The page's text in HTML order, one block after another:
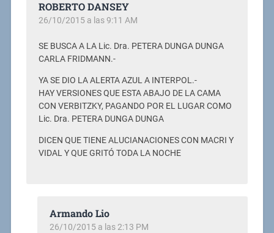
ROBERTO DANSEY
26/10/2015 a las 9:11 AM
SE BUSCA A LA Lic. Dra. PETERA DUNGA DUNGA
CARLA FRIDMANN.-
YA SE DIO LA ALERTA AZUL A INTERPOL.-
HAY VERSIONES QUE ESTA ABAJO DE LA CAMA
CON VERBITZKY, PAGANDO POR EL LUGAR COMO
Lic. Dra. PETERA DUNGA DUNGA
DICEN QUE TIENE ALUCIANACIONES CON MACRI Y
VIDAL Y QUE GRITÓ TODA LA NOCHE
Armando Lio
26/10/2015 a las 2:13 PM